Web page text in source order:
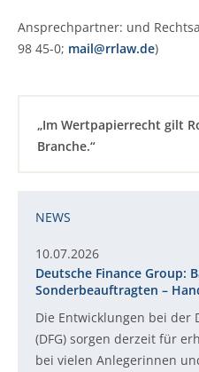
Ansprechpartner: und
98 45-0; mail@rrlaw.de)
„Im Wertpapierrecht gilt
Branche.“
NEWS
10.07.2026
Deutsche Finance Group:
Sonderbeauftragten –
Die Entwicklungen bei der
(DFG) sorgen derzeit für
bei vielen Anlegerinnen